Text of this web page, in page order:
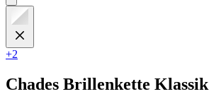
+2
Chades Brillenkette Klassik